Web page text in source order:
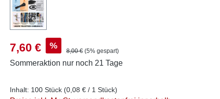
Verkaufspreis:
7,60 € % Regulärer Preis:
8,00 € (5% gespart)
Sommeraktion nur noch 21 Tage
Inhalt: 100 Stück (0,08 € / 1 Stück)